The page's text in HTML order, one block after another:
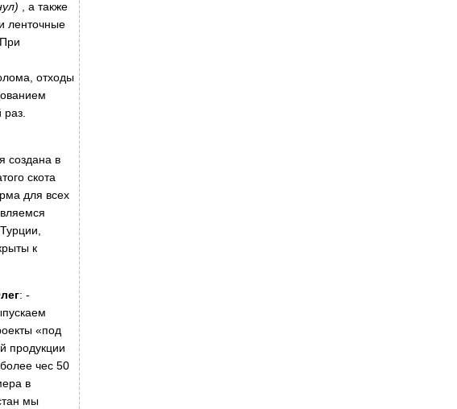
, а также
ленточные
отходы
создана в
скота
для всех
к
: -
«под
продукции
чес 50
в
мы